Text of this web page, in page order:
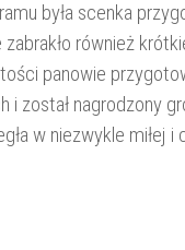
była scenka
również
panowie
i został nagrodzony
w niezwykle